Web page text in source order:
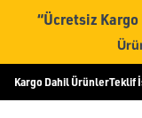
“Ücretsiz
Kargo Dahil ÜrünlerTeklif